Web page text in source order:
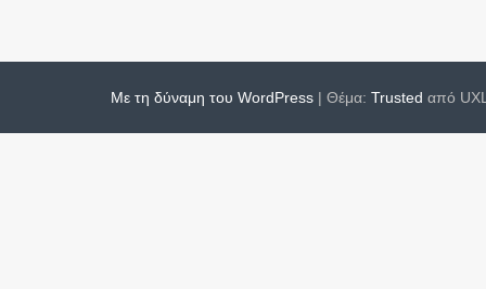
Με τη δύναμη του WordPress | Θέμα: Trusted από